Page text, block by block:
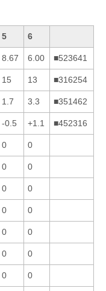
5 6
8.67 6.00 ■523641
15 13 ■316254
1.7 3.3 ■351462
-0.5 +1.1 ■452316
0 0
0 0
0 0
0 0
0 0
0 0
0 0